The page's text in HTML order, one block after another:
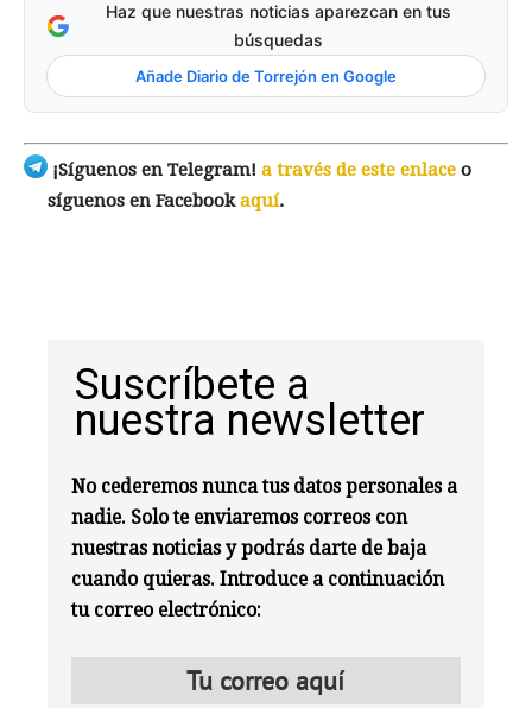
Haz que nuestras noticias aparezcan en tus
búsquedas
Añade Diario de Torrejón en Google
¡Síguenos en Telegram! a través de este enlace o
síguenos en Facebookaquí.
Suscríbete a
nuestra newsletter
No cederemos nunca tus datos personales a
nadie. Solo te enviaremos correos con
nuestras noticias y podrás darte de baja
cuando quieras. Introduce a continuación
tu correo electrónico: